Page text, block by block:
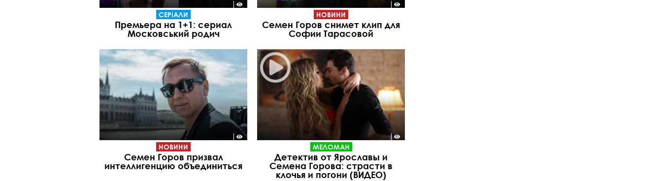
СЕРІАЛИ
Премьера на 1+1: сериал
Московський родич
НОВИНИ
Семен Горов снимет клип для
Софии Тарасовой
НОВИНИ
Семен Горов призвал
интеллигенцию объединиться
МЕЛОМАН
Детектив от Ярославы и
Семена Горова: страсти в
клочья и погони (ВИДЕО)